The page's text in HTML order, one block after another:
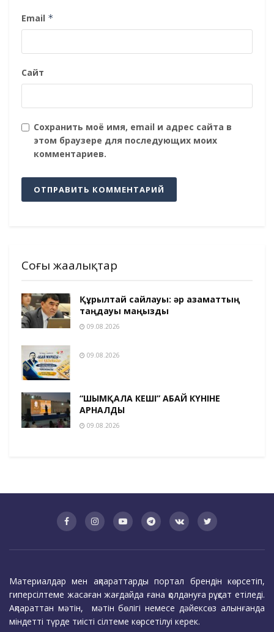
Email *
Сайт
Сохранить моё имя, email и адрес сайта в
этом браузере для последующих моих
комментариев.
Соңғы жаңалықтар
Құрылтай сайлауы: әр азаматтың
таңдауы маңызды
09.08.2026
09.08.2026
“ШЫМҚАЛА КЕШІ” АБАЙ КҮНІНЕ
АРНАЛДЫ
09.08.2026
Материалдар мен ақпараттарды портал брендін көрсетіп,
гиперсілтеме жасаған жағдайда ғана қолдануға рұқсат етіледі.
Ақпараттан мәтін, мәтін бөлігі немесе дәйексөз алынғанда
міндетті түрде тиісті сілтеме көрсетілуі керек.